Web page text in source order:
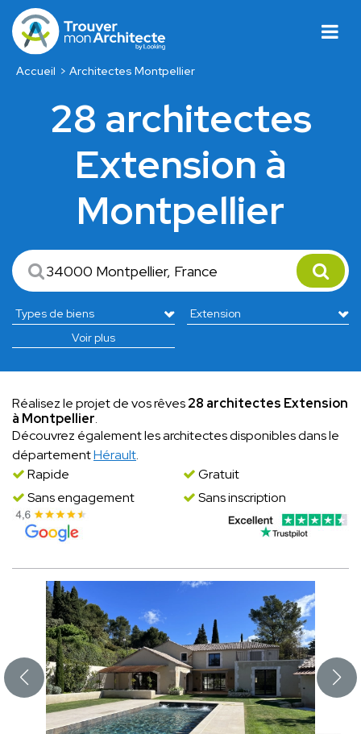
Accueil Architectes Montpellier
28 architectes
Extension à
Montpellier
Voir plus
Réalisez le projet de vos rêves28 architectes Extension
à Montpellier.
Découvrez également les architectes disponibles dans le
départementHérault.
Rapide
Gratuit
Sans engagement
Sans inscription